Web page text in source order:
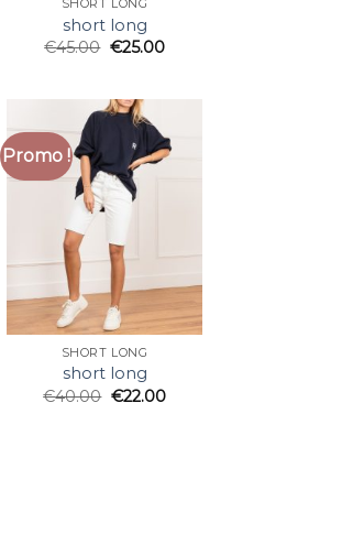
SHORT LONG
short long
€45.00 €25.00
Promo !
SHORT LONG
short long
€40.00 €22.00